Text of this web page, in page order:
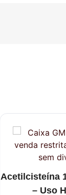
Acetilcisteína
– Uso